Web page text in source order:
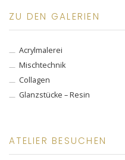
ZU DEN GALERIEN
Acrylmalerei
Mischtechnik
Collagen
Glanzstücke – Resin
ATELIER BESUCHEN